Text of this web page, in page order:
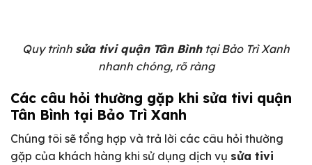
Quy trình sửa tivi quận Tân Bìnhtại Bảo Trì Xanh
nhanh chóng, rõ ràng
Các câu hỏi thường gặp khi sửa tivi quận
Tân Bình tại Bảo Trì Xanh
Chúng tôi sẽ tổng hợp và trả lời các câu hỏi thường
gặp của khách hàng khi sử dụng dịch vụ sửa tivi